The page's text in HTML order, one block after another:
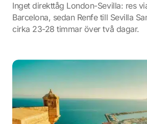
Inget direkttåg London-Sevilla: res
Barcelona, sedan Renfe till Sevilla
cirka 23-28 timmar över två dagar.